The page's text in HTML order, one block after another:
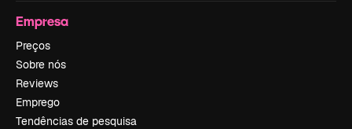
Empresa
Preços
Sobre nós
Reviews
Emprego
Tendências de pesquisa